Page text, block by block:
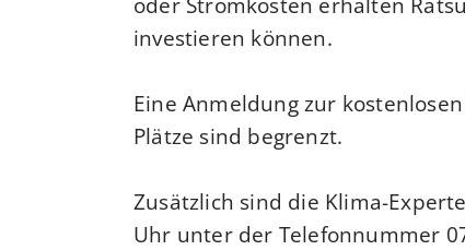
investieren können.
Eine Anmeldung zur
Plätze sind begrenzt.
Zusätzlich sind die Klima-
Uhr unter der Telefonnummer